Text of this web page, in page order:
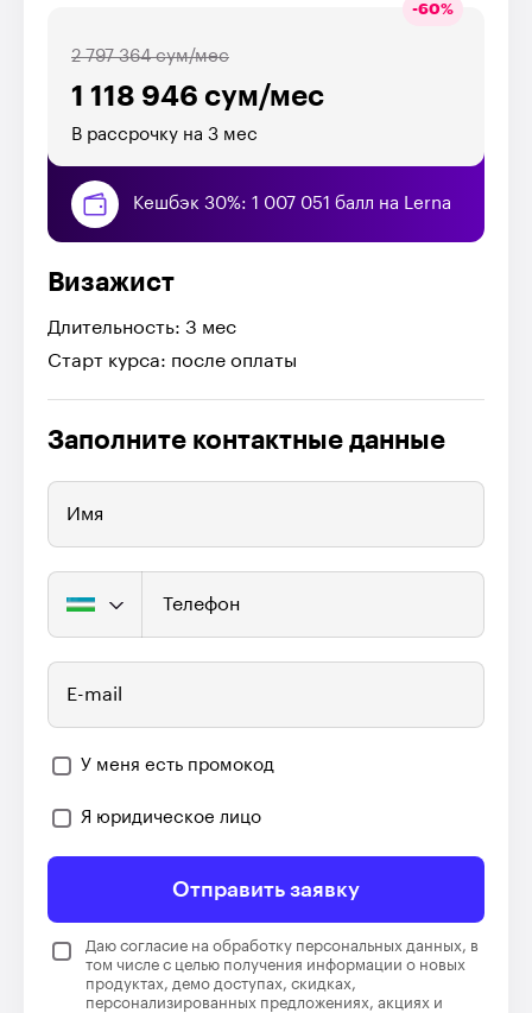
-60%
1 118 946 сум/мес
2 797 364 сум/мес
В рассрочку на 3 мес
Кешбэк 30%: 1 007 051 балл на Lerna
Визажист
Длительность: 3 мес
Старт курса: после оплаты
Заполните контактные данные
Имя
Телефон
E-mail
У меня есть промокод
Я юридическое лицо
Отправить заявку
Даю согласие на обработку персональных данных, в
том числе с целью получения информации о новых
продуктах, демо доступах, скидках,
персонализированных предложениях, акциях и